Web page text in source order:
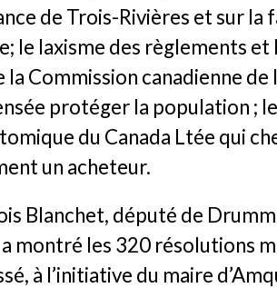
de Trois-Rivières et sur la
le laxisme des règlements et
la Commission canadienne de
protéger la population ;
du Canada Ltée qui
un acheteur.
Blanchet, député de
montré les 320 résolutions
à l’initiative du maire